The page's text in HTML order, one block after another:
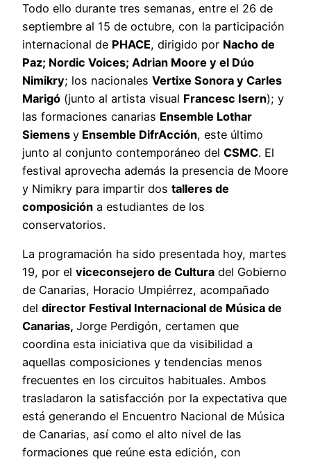
Todo ello durante tres semanas, entre el 26 de
septiembre al 15 de octubre, con la participación
internacional de PHACE, dirigido por Nacho de
Paz; Nordic Voices; Adrian Moore y el Dúo
Nimikry; los nacionales Vertixe Sonora y Carles
Marigó (junto al artista visual Francesc Isern); y
las formaciones canarias Ensemble Lothar
Siemens y Ensemble DifrAcción, este último
junto al conjunto contemporáneo del CSMC. El
festival aprovecha además la presencia de Moore
y Nimikry para impartir dos talleres de
composición a estudiantes de los
conservatorios.
La programación ha sido presentada hoy, martes
19, por el viceconsejero de Cultura del Gobierno
de Canarias, Horacio Umpiérrez, acompañado
del director Festival Internacional de Música de
Canarias, Jorge Perdigón, certamen que
coordina esta iniciativa que da visibilidad a
aquellas composiciones y tendencias menos
frecuentes en los circuitos habituales. Ambos
trasladaron la satisfacción por la expectativa que
está generando el Encuentro Nacional de Música
de Canarias, así como el alto nivel de las
formaciones que reúne esta edición, con